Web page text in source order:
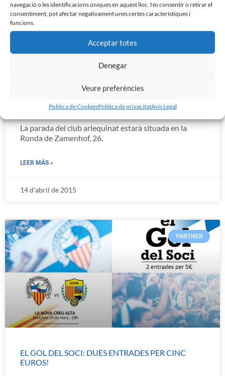
navegació o les identificacions úniques en aquest lloc. No consentir o retirar el
consentiment, pot afectar negativament unes certes característiques i
funcions.
Acceptar totes
Denegar
Veure preferències
Politica de CookiesPolitica de privacitatAvis Legal
EL CE SABADELL, PRESENT A LA DIADA DE SANT
La parada del club arlequinat estarà situada en la
Ronda de Zamenhof, 26.
LEER MÁS »
14 d'abril de 2015
PARTNER
EL GOL DEL SOCI: DUES ENTRADES PER CINC
EUROS!